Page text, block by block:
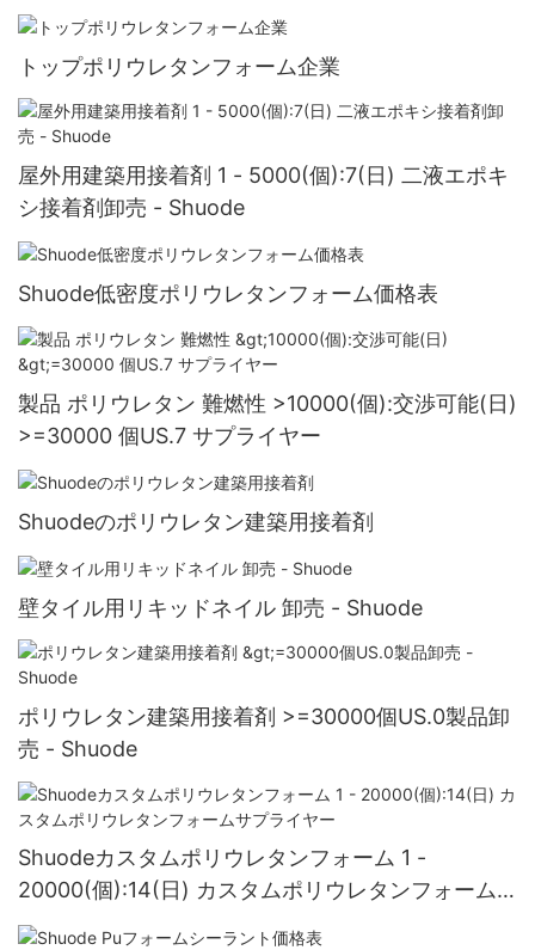
トップポリウレタンフォーム企業
屋外用建築用接着剤 1 - 5000(個):7(日) 二液エポキ
シ接着剤卸売 - Shuode
Shuode低密度ポリウレタンフォーム価格表
製品 ポリウレタン 難燃性 >10000(個):交渉可能(日)
>=30000 個US.7 サプライヤー
Shuodeのポリウレタン建築用接着剤
壁タイル用リキッドネイル 卸売 - Shuode
ポリウレタン建築用接着剤 >=30000個US.0製品卸
売 - Shuode
Shuodeカスタムポリウレタンフォーム 1 -
20000(個):14(日) カスタムポリウレタンフォーム
サプライヤー